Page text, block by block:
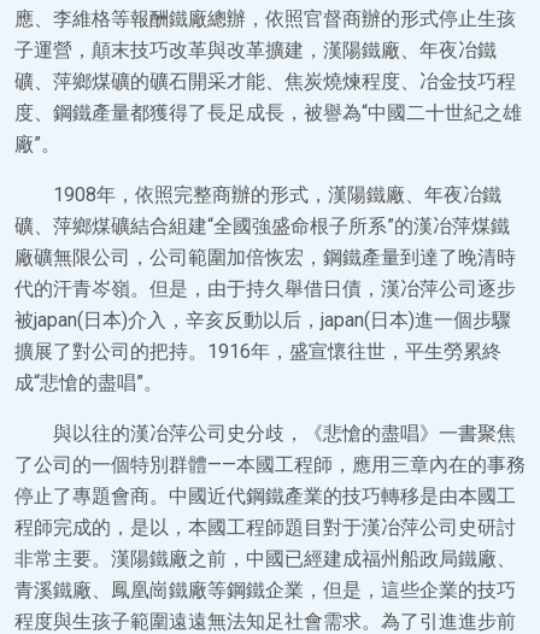
應、李維格等報酬鐵廠總辦，依照官督商辦的形式停止生孩
子運營，顛末技巧改革與改革擴建，漢陽鐵廠、年夜冶鐵
礦、萍鄉煤礦的礦石開采才能、焦炭燒煉程度、冶金技巧程
度、鋼鐵產量都獲得了長足成長，被譽為“中國二十世紀之雄
廠”。
1908年，依照完整商辦的形式，漢陽鐵廠、年夜冶鐵
礦、萍鄉煤礦結合組建“全國強盛命根子所系”的漢冶萍煤鐵
廠礦無限公司，公司範圍加倍恢宏，鋼鐵產量到達了晚清時
代的汗青岑嶺。但是，由于持久舉借日債，漢冶萍公司逐步
被japan(日本)介入，辛亥反動以后，japan(日本)進一個步驟
擴展了對公司的把持。1916年，盛宣懷往世，平生勞累終
成“悲愴的盡唱”。
與以往的漢冶萍公司史分歧，《悲愴的盡唱》一書聚焦
了公司的一個特別群體——本國工程師，應用三章內在的事務
停止了專題會商。中國近代鋼鐵產業的技巧轉移是由本國工
程師完成的，是以，本國工程師題目對于漢冶萍公司史研討
非常主要。漢陽鐵廠之前，中國已經建成福州船政局鐵廠、
青溪鐵廠、鳳凰崗鐵廠等鋼鐵企業，但是，這些企業的技巧
程度與生孩子範圍遠遠無法知足社會需求。為了引進進步前